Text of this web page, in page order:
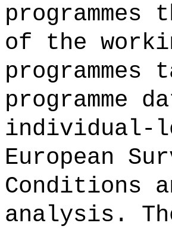
of the
programme
individual-
European
Conditions
analysis.